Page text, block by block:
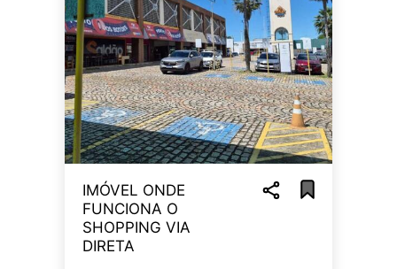
IMÓVEL ONDE
FUNCIONA O
SHOPPING VIA
DIRETA